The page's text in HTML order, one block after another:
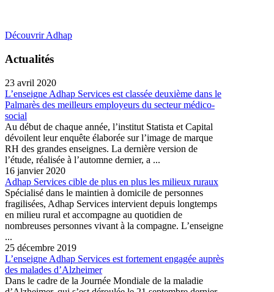
Découvrir Adhap
Actualités
23 avril 2020
L’enseigne Adhap Services est classée deuxième dans le
Palmarès des meilleurs employeurs du secteur médico-
social
Au début de chaque année, l’institut Statista et Capital
dévoilent leur enquête élaborée sur l’image de marque
RH des grandes enseignes. La dernière version de
l’étude, réalisée à l’automne dernier, a ...
16 janvier 2020
Adhap Services cible de plus en plus les milieux ruraux
Spécialisé dans le maintien à domicile de personnes
fragilisées, Adhap Services intervient depuis longtemps
en milieu rural et accompagne au quotidien de
nombreuses personnes vivant à la compagne. L’enseigne
...
25 décembre 2019
L’enseigne Adhap Services est fortement engagée auprès
des malades d’Alzheimer
Dans le cadre de la Journée Mondiale de la maladie